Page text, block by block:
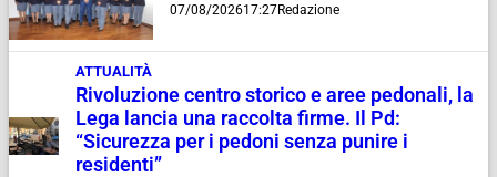
07/08/202617:27Redazione
ATTUALITÀ
Rivoluzione centro storico e aree pedonali, la
Lega lancia una raccolta firme. Il Pd:
“Sicurezza per i pedoni senza punire i
residenti”